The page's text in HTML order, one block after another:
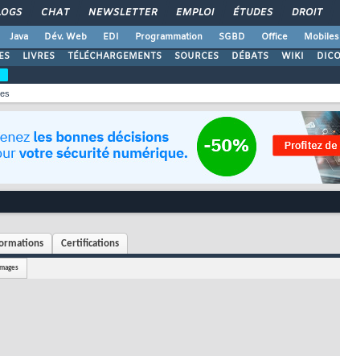
CHAT NEWSLETTER EMPLOI ÉTUDES DROIT
Java Dév. Web EDI Programmation SGBD Office Mobiles
LIVRES TÉLÉCHARGEMENTS SOURCES DÉBATS WIKI DICO
Certifications
Images